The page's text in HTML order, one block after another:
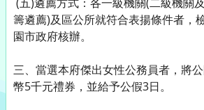
籌遴薦)及區公所就符合表揚條件者，
園市政府核辦。
三、當選本府傑出女性公務員者，將
幣5千元禮券，並給予公假3日。